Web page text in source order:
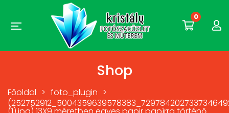
0
Shop
Főoldal > foto_plugin >